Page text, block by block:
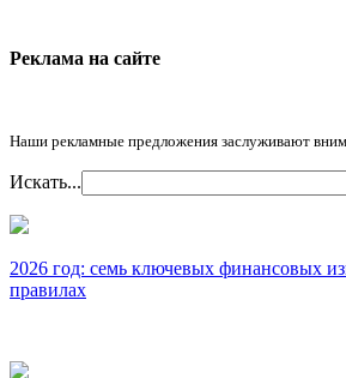
Реклама на cайте
Наши рекламные предложения заслуживают
Искать...
2026 год: семь ключевых финансовых
правилах